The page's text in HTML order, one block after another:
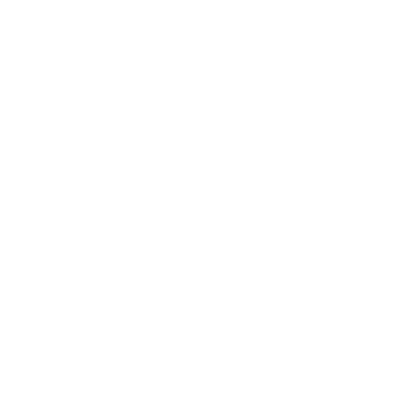
Tab. Tu peux aussi ignorer le carrousel ou